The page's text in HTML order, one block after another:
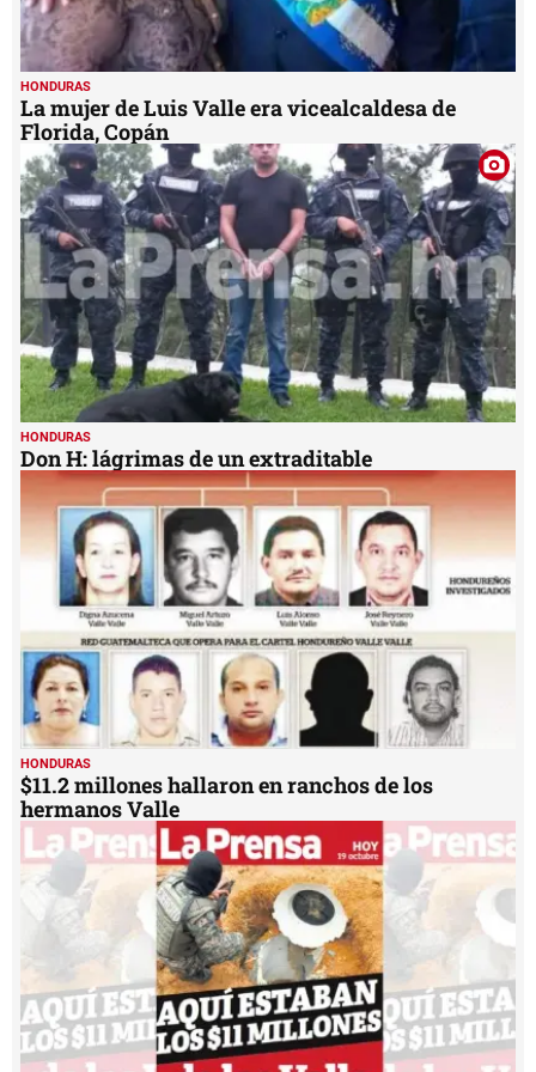
HONDURAS
La mujer de Luis Valle era vicealcaldesa de
Florida, Copán
HONDURAS
Don H: lágrimas de un extraditable
HONDURAS
$11.2 millones hallaron en ranchos de los
hermanos Valle